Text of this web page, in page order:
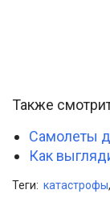
Также
Самолеты
Как
Теги: катастрофы,